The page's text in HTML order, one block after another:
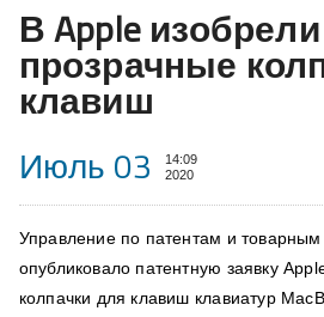
В Apple изобрели
прозрачные
клавиш
Июль 03
14:09
2020
Управление по патентам и
опубликовало патентную заявку
колпачки для клавиш клавиатур